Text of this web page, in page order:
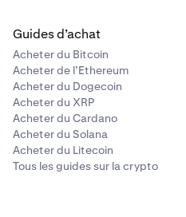
Guides d’achat
Acheter du Bitcoin
Acheter de l’Ethereum
Acheter du Dogecoin
Acheter du XRP
Acheter du Cardano
Acheter du Solana
Acheter du Litecoin
Tous les guides sur la crypto